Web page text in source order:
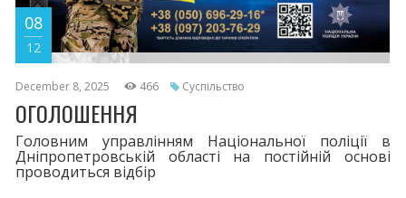
08
12
December 8, 2025 466 Суспільство
ОГОЛОШЕННЯ
Головним управлінням Національної поліції в
Дніпропетровській області на постійній основі
проводиться відбір